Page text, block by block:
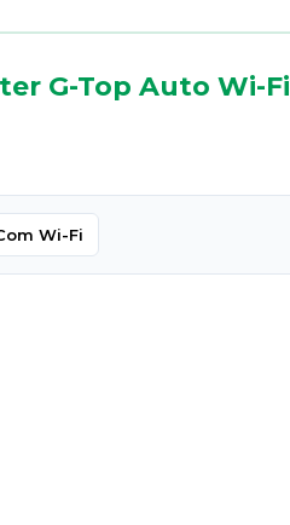
G-Top Auto Wi-Fi
Wi-Fi